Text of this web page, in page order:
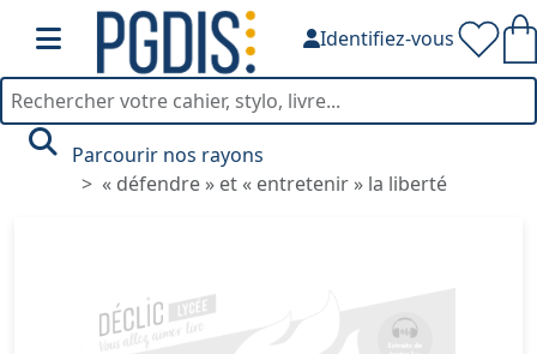
Identifiez-vous
Parcourir nos rayons
« défendre » et « entretenir » la liberté